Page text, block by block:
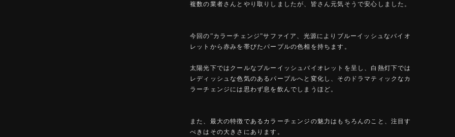
複数の業者さんとやり取りしましたが、皆さん元気そうで安心しました。
今回の”カラーチェンジ”サファイア、光源によりブルーイッシュなバイオ
レットから赤みを帯びたパープルの色相を持ちます。
太陽光下ではクールなブルーイッシュバイオレットを呈し、白熱灯下では
レディッシュな色気のあるパープルへと変化し、そのドラマティックなカ
ラーチェンジには思わず息を飲んでしまうほど。
また、最大の特徴であるカラーチェンジの魅力はもちろんのこと、注目す
べきはその大きさにあります。